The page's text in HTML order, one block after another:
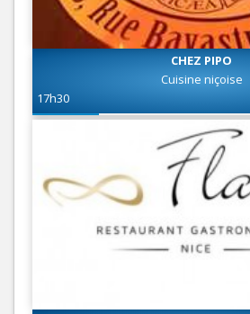
CHEZ PIPO
Cuisine niçoise
17h30